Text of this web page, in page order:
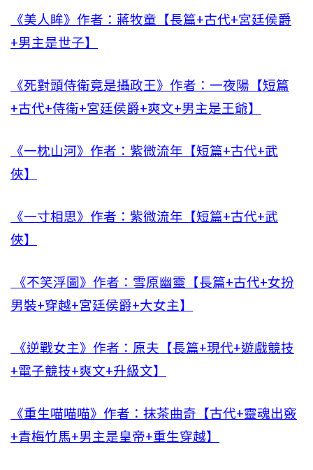
《美人眸》作者：蔣牧童【長篇+古代+宮廷侯爵
+男主是世子】
《死對頭侍衛竟是攝政王》作者：一夜陽【短篇
+古代+侍衛+宮廷侯爵+爽文+男主是王爺】
《一枕山河》作者：紫微流年【短篇+古代+武
俠】
《一寸相思》作者：紫微流年【短篇+古代+武
俠】
《不笑浮圖》作者：雪原幽靈【長篇+古代+女扮
男裝+穿越+宮廷侯爵+大女主】
《逆戰女主》作者：原夫【長篇+現代+遊戲競技
+電子競技+爽文+升級文】
《重生喵喵喵》作者：抹茶曲奇【古代+靈魂出竅
+青梅竹馬+男主是皇帝+重生穿越】